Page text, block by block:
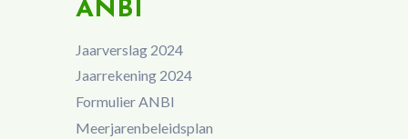
ANBI
Jaarverslag 2024
Jaarrekening 2024
Formulier ANBI
Meerjarenbeleidsplan